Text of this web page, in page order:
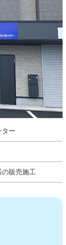
ター
の販売施工